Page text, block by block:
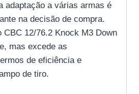
adaptação a várias armas é
na decisão de compra.
12/76.2 Knock M3 Down
mas excede as
de eficiência e
de tiro.